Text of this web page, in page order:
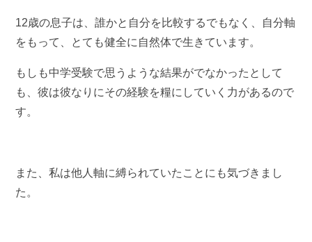
12歳の息子は、誰かと自分を比較するでもなく、自分軸
をもって、とても健全に自然体で生きています。
もしも中学受験で思うような結果がでなかったとして
も、彼は彼なりにその経験を糧にしていく力があるので
す。
また、私は他人軸に縛られていたことにも気づきまし
た。